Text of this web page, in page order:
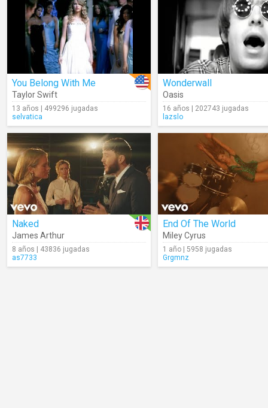
You Belong With Me
Taylor Swift
13 años | 499296 jugadas
selvatica
Wonderwall
Oasis
16 años | 202743 jugadas
lazslo
Naked
James Arthur
8 años | 43836 jugadas
as7733
End Of The World
Miley Cyrus
1 año | 5958 jugadas
Grgmnz